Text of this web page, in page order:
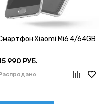
Xiaomi Mi6 4/64GB
990 РУБ.